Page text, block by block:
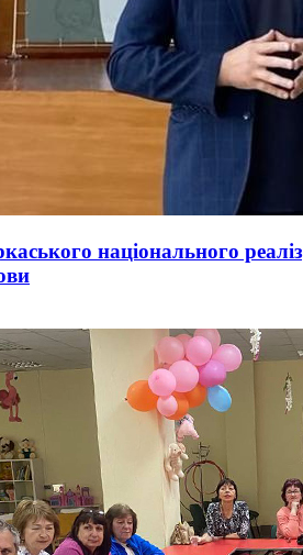
національного